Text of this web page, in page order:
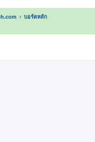
บอร์ดหลัก